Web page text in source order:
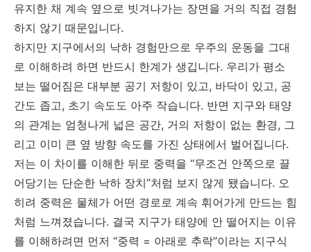
유지한 채 계속 옆으로 빗겨나가는 장면을 거의 직접 경험
하지 않기 때문입니다.
하지만 지구에서의 낙하 경험만으로 우주의 운동을 그대
로 이해하려 하면 반드시 한계가 생깁니다. 우리가 평소
보는 떨어짐은 대부분 공기 저항이 있고, 바닥이 있고, 공
간도 좁고, 초기 속도도 아주 작습니다. 반면 지구와 태양
의 관계는 엄청나게 넓은 공간, 거의 저항이 없는 환경, 그
리고 이미 큰 옆 방향 속도를 가진 상태에서 벌어집니다.
저는 이 차이를 이해한 뒤로 중력을 “무조건 안쪽으로 끌
어당기는 단순한 낙하 장치”처럼 보지 않게 됐습니다. 오
히려 중력은 물체가 어떤 경로로 계속 휘어가게 만드는 힘
처럼 느껴졌습니다. 결국 지구가 태양에 안 떨어지는 이유
를 이해하려면 먼저 “중력 = 아래로 추락”이라는 지구식